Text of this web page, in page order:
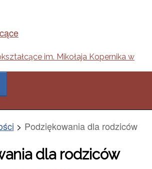
im. Mikołaja Kopernika w
Podziękowania dla rodziców
dla rodziców